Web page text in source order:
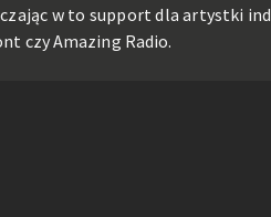
w to support dla artystki
czy Amazing Radio.